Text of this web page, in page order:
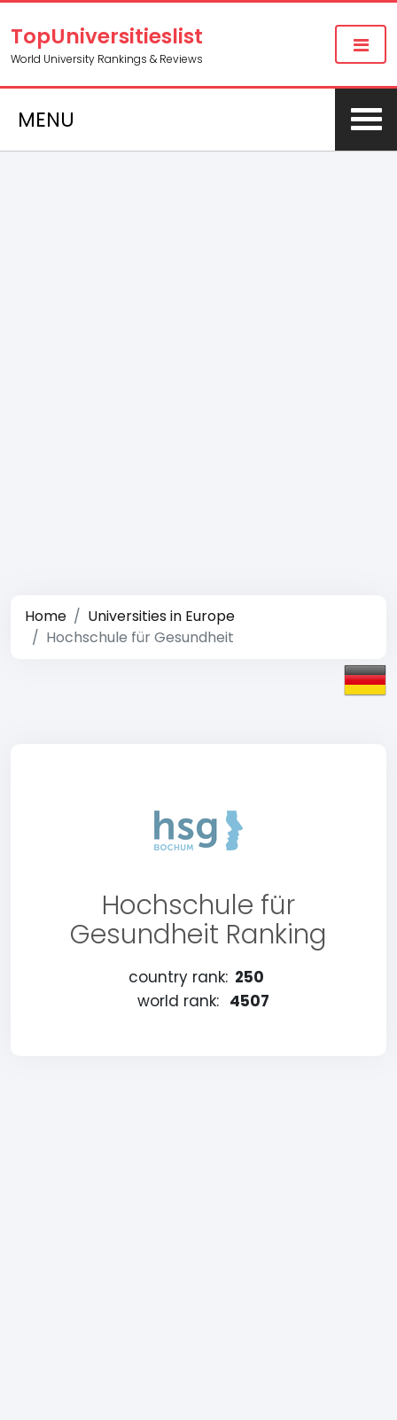
TopUniversitieslist
World University Rankings & Reviews
MENU
Home
Universities in Europe
Hochschule für Gesundheit
Hochschule für
Gesundheit Ranking
country rank: 250
world rank: 4507